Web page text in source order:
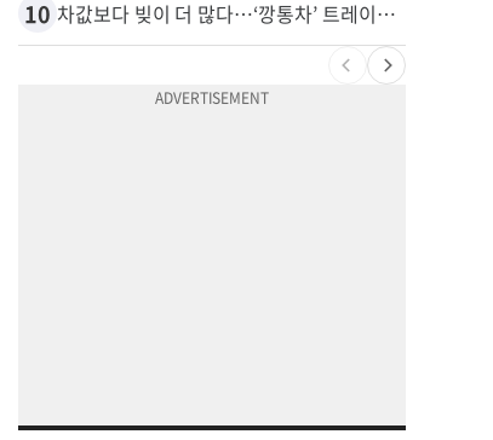
10 차값보다 빚이 더 많다…‘깡통차’ 트레이드인 급증